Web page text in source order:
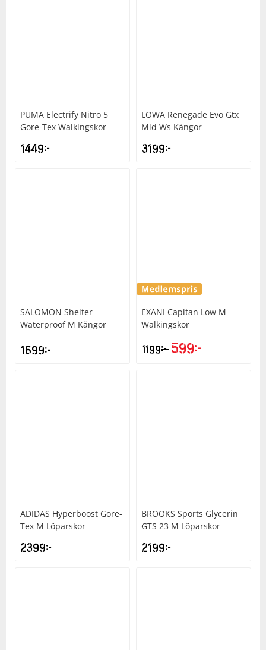
PUMA Electrify Nitro 5
Gore-Tex Walkingskor
1449kr
LOWA Renegade Evo Gtx
Mid Ws Kängor
3199kr
SALOMON Shelter
Waterproof M Kängor
1699kr
EXANI Capitan Low M
Walkingskor
1199kr 599kr
ADIDAS Hyperboost Gore-
Tex M Löparskor
2399kr
BROOKS Sports Glycerin
GTS 23 M Löparskor
2199kr